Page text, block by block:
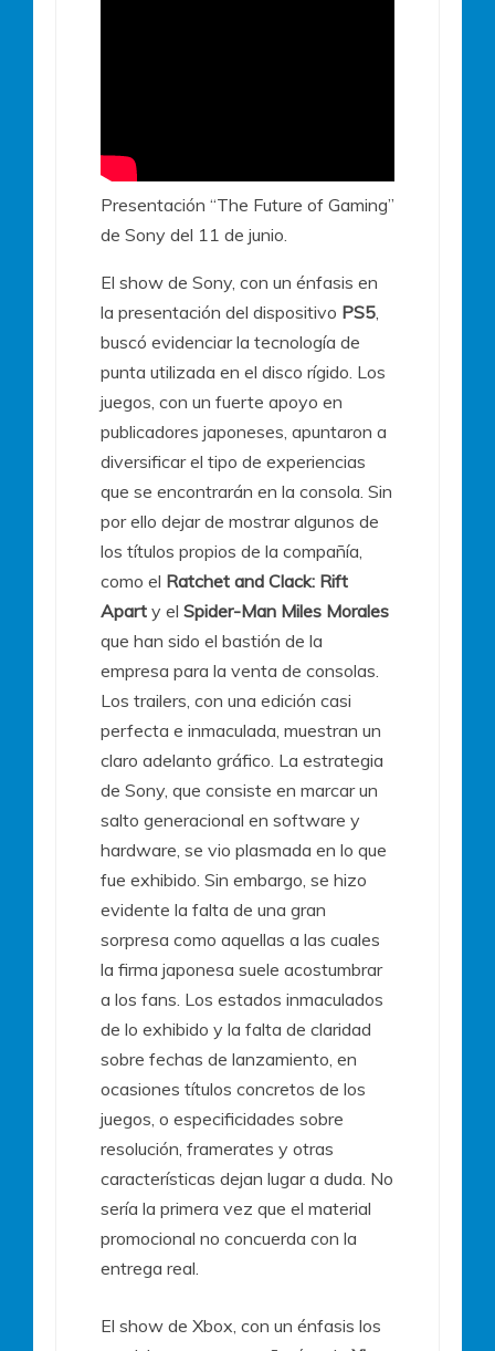
Presentación “The Future of Gaming”
de Sony del 11 de junio.
El show de Sony, con un énfasis en
la presentación del dispositivo PS5
buscó evidenciar la tecnología de
punta utilizada en el disco rígido. Los
juegos, con un fuerte apoyo en
publicadores japoneses, apuntaron a
diversificar el tipo de experiencias
que se encontrarán en la consola. Sin
por ello dejar de mostrar algunos de
los títulos propios de la compañía,
como el Ratchet and Clack: Rift
Apart y el Spider-Man Miles Morales
que han sido el bastión de la
empresa para la venta de consolas.
Los trailers, con una edición casi
perfecta e inmaculada, muestran un
claro adelanto gráfico. La estrategia
de Sony, que consiste en marcar un
salto generacional en software y
hardware, se vio plasmada en lo que
fue exhibido. Sin embargo, se hizo
evidente la falta de una gran
sorpresa como aquellas a las cuales
la firma japonesa suele acostumbrar
a los fans. Los estados inmaculados
de lo exhibido y la falta de claridad
sobre fechas de lanzamiento, en
ocasiones títulos concretos de los
juegos, o especificidades sobre
resolución, framerates y otras
características dejan lugar a duda. No
sería la primera vez que el material
promocional no concuerda con la
entrega real.
El show de Xbox, con un énfasis los